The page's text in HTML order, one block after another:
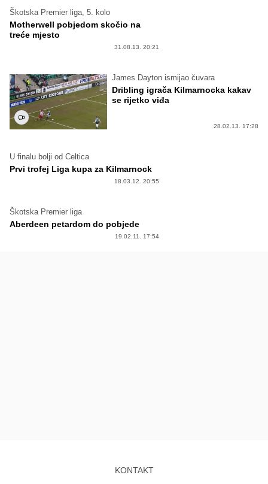
Škotska Premier liga, 5. kolo
Motherwell pobjedom skočio na
treće mjesto
31.08.13. 20:21
James Dayton ismijao čuvara
Dribling igrača Kilmarnocka kakav
se rijetko viđa
28.02.13. 17:28
U finalu bolji od Celtica
Prvi trofej Liga kupa za Kilmarnock
18.03.12. 20:55
Škotska Premier liga
Aberdeen petardom do pobjede
19.02.11. 17:54
KONTAKT